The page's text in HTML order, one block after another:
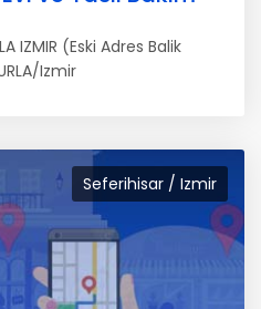
IZMIR (Eski Adres Balik
Izmir
Seferihisar / Izmir